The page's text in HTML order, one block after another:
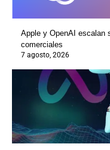
Apple y OpenAI escalan
comerciales
7 agosto, 2026